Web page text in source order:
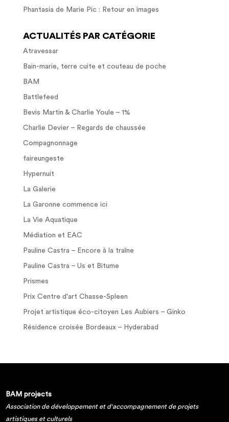
Phantasia de Marie Pic : Retour en images
ACTUALITÉS PAR CATÉGORIE
Atravessar
Bain-marie, terre cuite et couteau de poche
BAM
Battlefeed
Bevis Martin & Charlie Youle – 1%
Charlie Devier – Regards de chaussée
Compagnonnage
faireungeste
Hypernuit
La Galerie
La Garonne commence ici
La Vie Aquatique
Médiation et EAC
Pauline Castra – Encore à la traîne
Pauline Castra – Us et Bitume
Prismes
Prix Centre d'art Chasse-Spleen
Projet artistique éco-citoyen Les Aubiers – Ginko
Résidence croisée Bordeaux – Hyderabad
BAM projects
Association de développement et d'accompagnement de projets
artistiques et culturels